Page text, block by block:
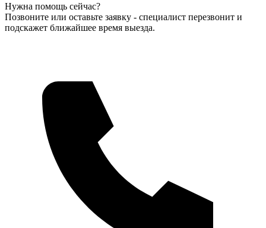
Нужна помощь сейчас?
Позвоните или оставьте заявку - специалист перезвонит и
подскажет ближайшее время выезда.